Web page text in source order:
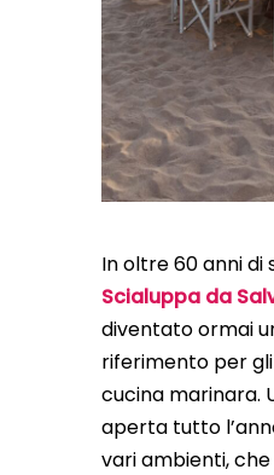
In oltre 60 anni di
Scialuppa da
diventato ormai
riferimento per
cucina marinara.
aperta tutto
vari ambienti,